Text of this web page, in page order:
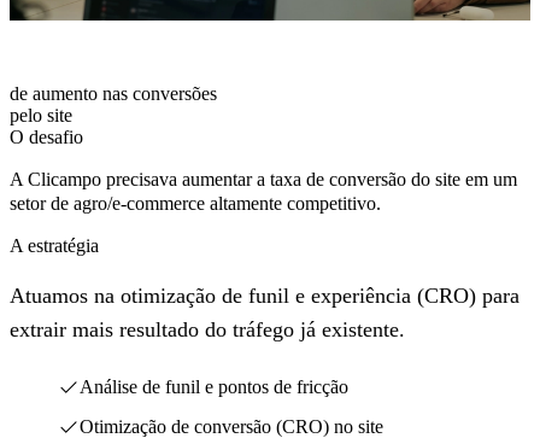
de aumento nas conversões
pelo site
O desafio
A Clicampo precisava aumentar a taxa de conversão do site em um
setor de agro/e-commerce altamente competitivo.
A estratégia
Atuamos na otimização de funil e experiência (CRO) para
extrair mais resultado do tráfego já existente.
Análise de funil e pontos de fricção
Otimização de conversão (CRO) no site